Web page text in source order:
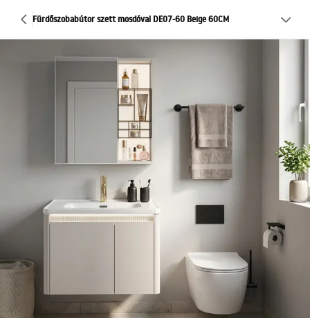
Fürdőszobabútor szett mosdóval DE07-60 Beige 60CM